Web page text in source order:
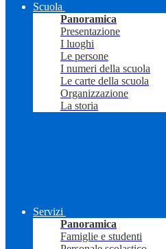
Scuola
Panoramica
Presentazione
I luoghi
Le persone
I numeri della scuola
Le carte della scuola
Organizzazione
La storia
Servizi
Panoramica
Famiglie e studenti